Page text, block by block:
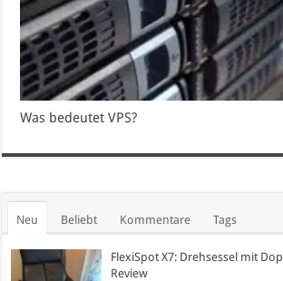
Was bedeutet VPS?
Neu Beliebt Kommentare Tags
FlexiSpot X7: Drehsessel mit
Review